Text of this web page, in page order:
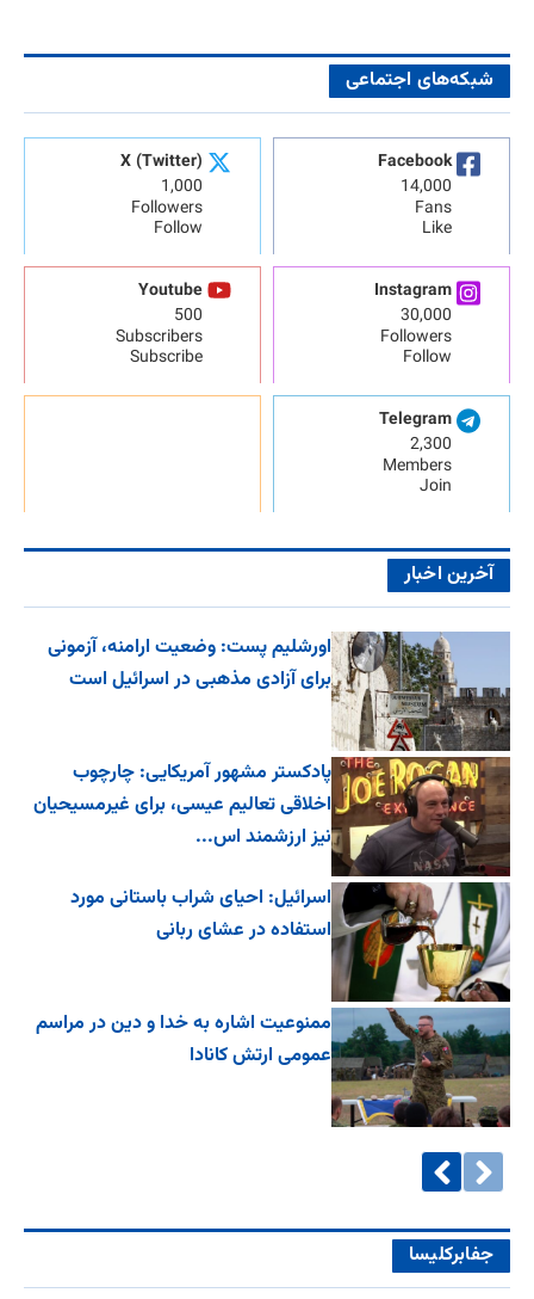
شبکه‌های اجتماعی
Facebook
14,000
Fans
Like
X (Twitter)
1,000
Followers
Follow
Instagram
30,000
Followers
Follow
Youtube
500
Subscribers
Subscribe
Telegram
2,300
Members
Join
آخرین اخبار
اورشلیم پست: وضعیت ارامنه، آزمونی
برای آزادی مذهبی در اسرائیل است
پادکستر مشهور آمریکایی: چارچوب
اخلاقی تعالیم عیسی، برای غیرمسیحیان
نیز ارزشمند اس...
اسرائیل: احیای شراب باستانی مورد
استفاده در عشای ربانی
ممنوعیت اشاره به خدا و دین در مراسم
عمومی ارتش کانادا
جفا‌بر‌کلیسا